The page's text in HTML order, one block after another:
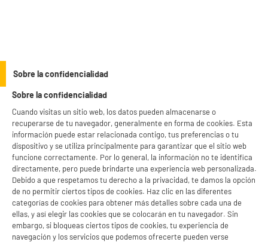
Sobre la confidencialidad
Sobre la confidencialidad
Cuando visitas un sitio web, los datos pueden almacenarse o
recuperarse de tu navegador, generalmente en forma de cookies. Esta
información puede estar relacionada contigo, tus preferencias o tu
dispositivo y se utiliza principalmente para garantizar que el sitio web
funcione correctamente. Por lo general, la información no te identifica
directamente, pero puede brindarte una experiencia web personalizada.
Debido a que respetamos tu derecho a la privacidad, te damos la opción
de no permitir ciertos tipos de cookies. Haz clic en las diferentes
categorías de cookies para obtener más detalles sobre cada una de
ellas, y así elegir las cookies que se colocarán en tu navegador. Sin
embargo, si bloqueas ciertos tipos de cookies, tu experiencia de
navegación y los servicios que podemos ofrecerte pueden verse